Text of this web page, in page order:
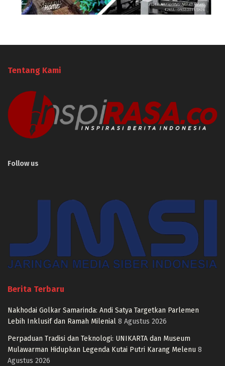
Tentang Kami
Follow us
Berita Terbaru
Nakhodai Golkar Samarinda: Andi Satya Targetkan Parlemen
Lebih Inklusif dan Ramah Milenial 8 Agustus 2026
Perpaduan Tradisi dan Teknologi: UNIKARTA dan Museum
Mulawarman Hidupkan Legenda Kutai Putri Karang Melenu 8
Agustus 2026